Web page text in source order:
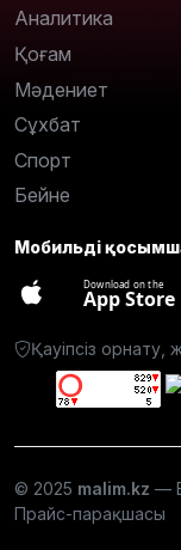
Аналитика
Қоғам
Мәдениет
Сұхбат
Спорт
Бейне
Мобильді
Download on the
App Store
Қауіпсіз
© 2025 malim.kz —
Прайс-парақшасы